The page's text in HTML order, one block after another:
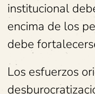
institucional
encima de los
debe
Los esfuerzos